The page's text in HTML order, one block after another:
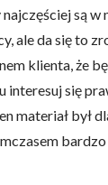
są w
ale da się to
klienta, że
interesuj się
materiał był